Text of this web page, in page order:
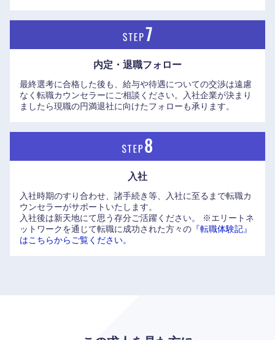
内定・退職フォロー
最終選考に合格した後も、給与や待遇についての交渉は遠慮
なく転職カウンセラーにご相談ください。入社企業が決まり
ましたら現職の円満退社に向けたフォローも承ります。
入社
入社時期のすり合わせ、諸手続き等、入社に至るまで転職カ
ウンセラーがサポートいたします。
入社後は新天地にて思う存分ご活躍ください。
※エリートネ
ットワークを通じて転職に成功された方々の 『転職体験記』
はこちらからご覧ください。